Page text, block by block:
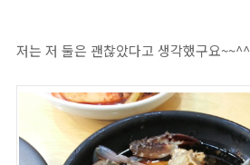
저는 저 둘은 괜찮았다고 생각했구요~~^^